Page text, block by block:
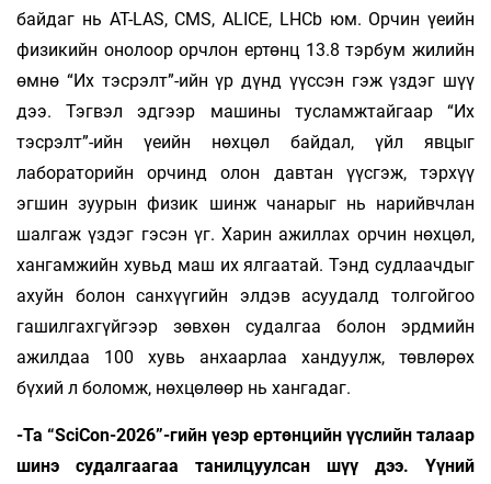
байдаг нь AT-LAS, CMS, ALICE, LHCb юм. Орчин үеийн
физикийн онолоор орчлон ертөнц 13.8 тэрбум жилийн
өмнө “Их тэсрэлт”-ийн үр дүнд үүссэн гэж үздэг шүү
дээ. Тэгвэл эдгээр машины тусламжтайгаар “Их
тэсрэлт”-ийн үеийн нөхцөл байдал, үйл явцыг
лабораторийн орчинд олон давтан үүсгэж, тэрхүү
эгшин зуурын физик шинж чанарыг нь нарийвчлан
шалгаж үздэг гэсэн үг. Харин ажиллах орчин нөхцөл,
хангамжийн хувьд маш их ялгаатай. Тэнд судлаачдыг
ахуйн болон санхүүгийн элдэв асуудалд толгойгоо
гашилгахгүйгээр зөвхөн судалгаа болон эрдмийн
ажилдаа 100 хувь анхаарлаа хандуулж, төвлөрөх
бүхий л боломж, нөхцөлөөр нь хангадаг.
-Та “SciCon-2026”-гийн үеэр ертөнцийн үүслийн талаар
шинэ судалгаагаа танилцуулсан шүү дээ. Үүний